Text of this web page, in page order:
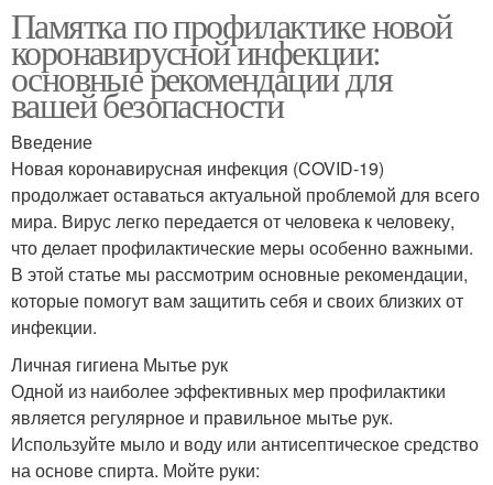
Памятка по профилактике новой
коронавирусной инфекции:
основные рекомендации для
вашей безопасности
Введение
Новая коронавирусная инфекция (COVID-19)
продолжает оставаться актуальной проблемой для всего
мира. Вирус легко передается от человека к человеку,
что делает профилактические меры особенно важными.
В этой статье мы рассмотрим основные рекомендации,
которые помогут вам защитить себя и своих близких от
инфекции.
Личная гигиена Мытье рук
Одной из наиболее эффективных мер профилактики
является регулярное и правильное мытье рук.
Используйте мыло и воду или антисептическое средство
на основе спирта. Мойте руки: